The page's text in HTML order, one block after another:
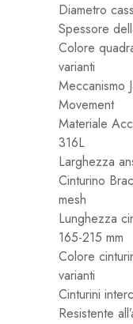
Diametro
Spessore
Colore
varianti
Meccanismo
Movement
Materiale
316L
Larghezza
Cinturino
mesh
Lunghezza
165-215 mm
Colore
varianti
Cinturini
Resistente